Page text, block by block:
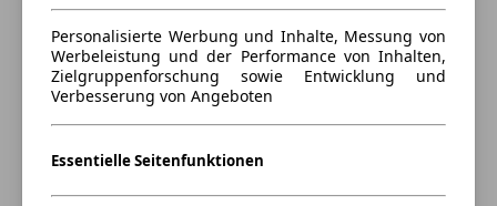
Personalisierte Werbung und Inhalte, Messung von
Werbeleistung und der Performance von Inhalten,
Zielgruppenforschung sowie Entwicklung und
Verbesserung von Angeboten
Essentielle Seitenfunktionen